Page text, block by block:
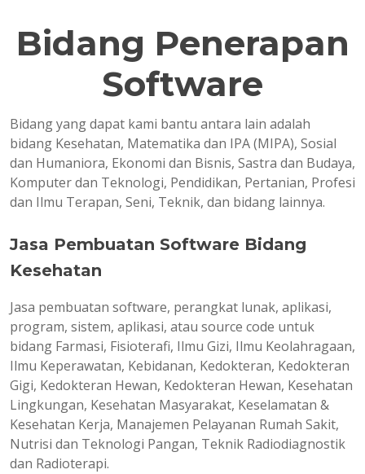
Bidang Penerapan
Software
Bidang yang dapat kami bantu antara lain adalah
bidang Kesehatan, Matematika dan IPA (MIPA), Sosial
dan Humaniora, Ekonomi dan Bisnis, Sastra dan Budaya,
Komputer dan Teknologi, Pendidikan, Pertanian, Profesi
dan Ilmu Terapan, Seni, Teknik, dan bidang lainnya.
Jasa Pembuatan Software Bidang
Kesehatan
Jasa pembuatan software, perangkat lunak, aplikasi,
program, sistem, aplikasi, atau source code untuk
bidang Farmasi, Fisioterafi, Ilmu Gizi, Ilmu Keolahragaan,
Ilmu Keperawatan, Kebidanan, Kedokteran, Kedokteran
Gigi, Kedokteran Hewan, Kedokteran Hewan, Kesehatan
Lingkungan, Kesehatan Masyarakat, Keselamatan &
Kesehatan Kerja, Manajemen Pelayanan Rumah Sakit,
Nutrisi dan Teknologi Pangan, Teknik Radiodiagnostik
dan Radioterapi.